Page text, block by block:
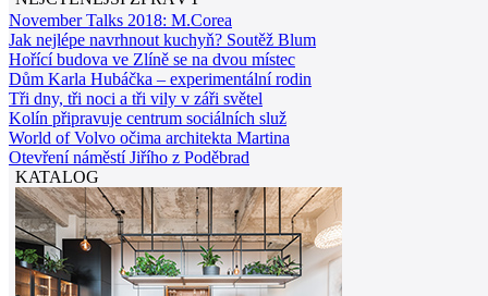
November Talks 2018: M.Corea
Jak nejlépe navrhnout kuchyň? Soutěž Blum
Hořící budova ve Zlíně se na dvou místec
Dům Karla Hubáčka – experimentální rodin
Tři dny, tři noci a tři vily v záři světel
Kolín připravuje centrum sociálních služ
World of Volvo očima architekta Martina
Otevření náměstí Jiřího z Poděbrad
KATALOG